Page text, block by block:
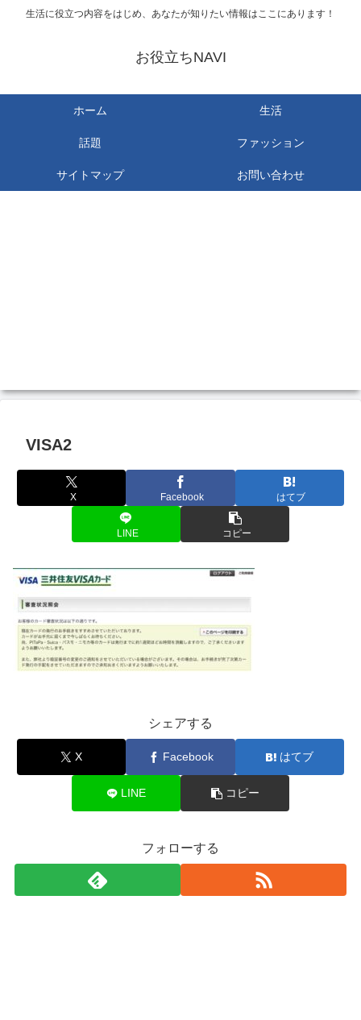
生活に役立つ内容をはじめ、あなたが知りたい情報はここにあります！
お役立ちNAVI
ホーム 生活
話題 ファッション
サイトマップ お問い合わせ
VISA2
X Facebook はてブ
LINE コピー
シェアする
X Facebook はてブ
LINE コピー
フォローする